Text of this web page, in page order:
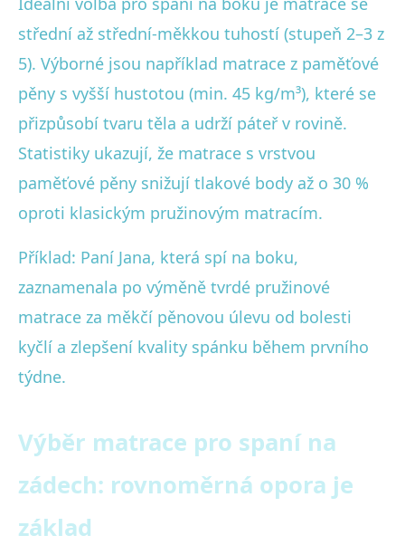
střední až střední-měkkou tuhostí (stupeň 2–3 z
5). Výborné jsou například matrace z paměťové
pěny s vyšší hustotou (min. 45 kg/m³), které se
přizpůsobí tvaru těla a udrží páteř v rovině.
Statistiky ukazují, že matrace s vrstvou
paměťové pěny snižují tlakové body až o 30 %
oproti klasickým pružinovým matracím.
Příklad: Paní Jana, která spí na boku,
zaznamenala po výměně tvrdé pružinové
matrace za měkčí pěnovou úlevu od bolesti
kyčlí a zlepšení kvality spánku během prvního
týdne.
Výběr matrace pro spaní na
zádech: rovnoměrná opora je
základ